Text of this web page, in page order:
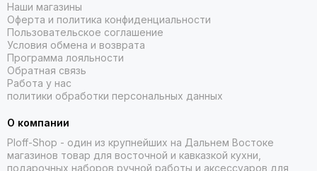
Наши магазины
Оферта и политика конфиденциальности
Пользовательское соглашение
Условия обмена и возврата
Программа лояльности
Обратная связь
Работа у нас
политики обработки персональных данных
О компании
Ploff-Shop - один из крупнейших на Дальнем Востоке
магазинов товар для восточной и кавказкой кухни,
подарочных наборов ручной работы и аксессуаров для